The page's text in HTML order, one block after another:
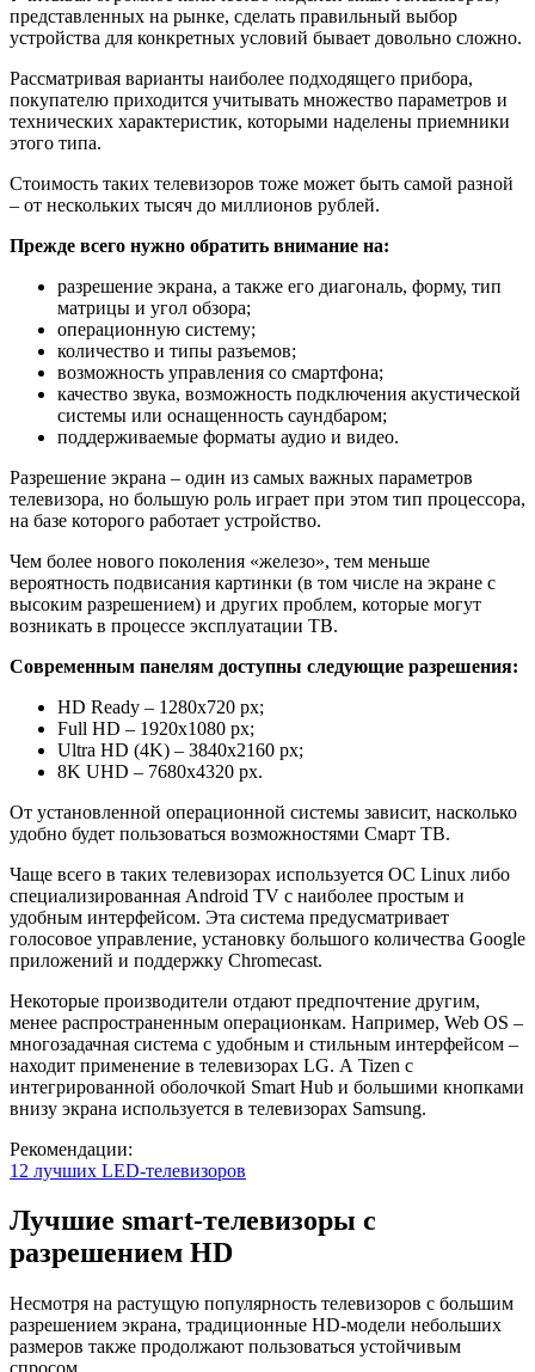
представленных на рынке, сделать правильный выбор
устройства для конкретных условий бывает довольно сложно.
Рассматривая варианты наиболее подходящего прибора,
покупателю приходится учитывать множество параметров и
технических характеристик, которыми наделены приемники
этого типа.
Стоимость таких телевизоров тоже может быть самой разной
– от нескольких тысяч до миллионов рублей.
Прежде всего нужно обратить внимание на:
разрешение экрана, а также его диагональ, форму, тип
матрицы и угол обзора;
операционную систему;
количество и типы разъемов;
возможность управления со смартфона;
качество звука, возможность подключения акустической
системы или оснащенность саундбаром;
поддерживаемые форматы аудио и видео.
Разрешение экрана – один из самых важных параметров
телевизора, но большую роль играет при этом тип процессора,
на базе которого работает устройство.
Чем более нового поколения «железо», тем меньше
вероятность подвисания картинки (в том числе на экране с
высоким разрешением) и других проблем, которые могут
возникать в процессе эксплуатации ТВ.
Современным панелям доступны следующие разрешения:
HD Ready – 1280x720 px;
Full HD – 1920x1080 px;
Ultra HD (4K) – 3840x2160 px;
8K UHD – 7680x4320 px.
От установленной операционной системы зависит, насколько
удобно будет пользоваться возможностями Смарт ТВ.
Чаще всего в таких телевизорах используется ОС Linux либо
специализированная Android TV с наиболее простым и
удобным интерфейсом. Эта система предусматривает
голосовое управление, установку большого количества Google
приложений и поддержку Chromecast.
Некоторые производители отдают предпочтение другим,
менее распространенным операционкам. Например, Web OS –
многозадачная система с удобным и стильным интерфейсом –
находит применение в телевизорах LG. А Tizen с
интегрированной оболочкой Smart Hub и большими кнопками
внизу экрана используется в телевизорах Samsung.
Рекомендации:
12 лучших LED-телевизоров
Лучшие smart-телевизоры с
разрешением HD
Несмотря на растущую популярность телевизоров с большим
разрешением экрана, традиционные HD-модели небольших
размеров также продолжают пользоваться устойчивым